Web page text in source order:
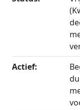
Actief: